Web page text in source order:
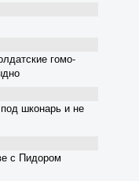
гомо-
шконарь и не
с Пидором